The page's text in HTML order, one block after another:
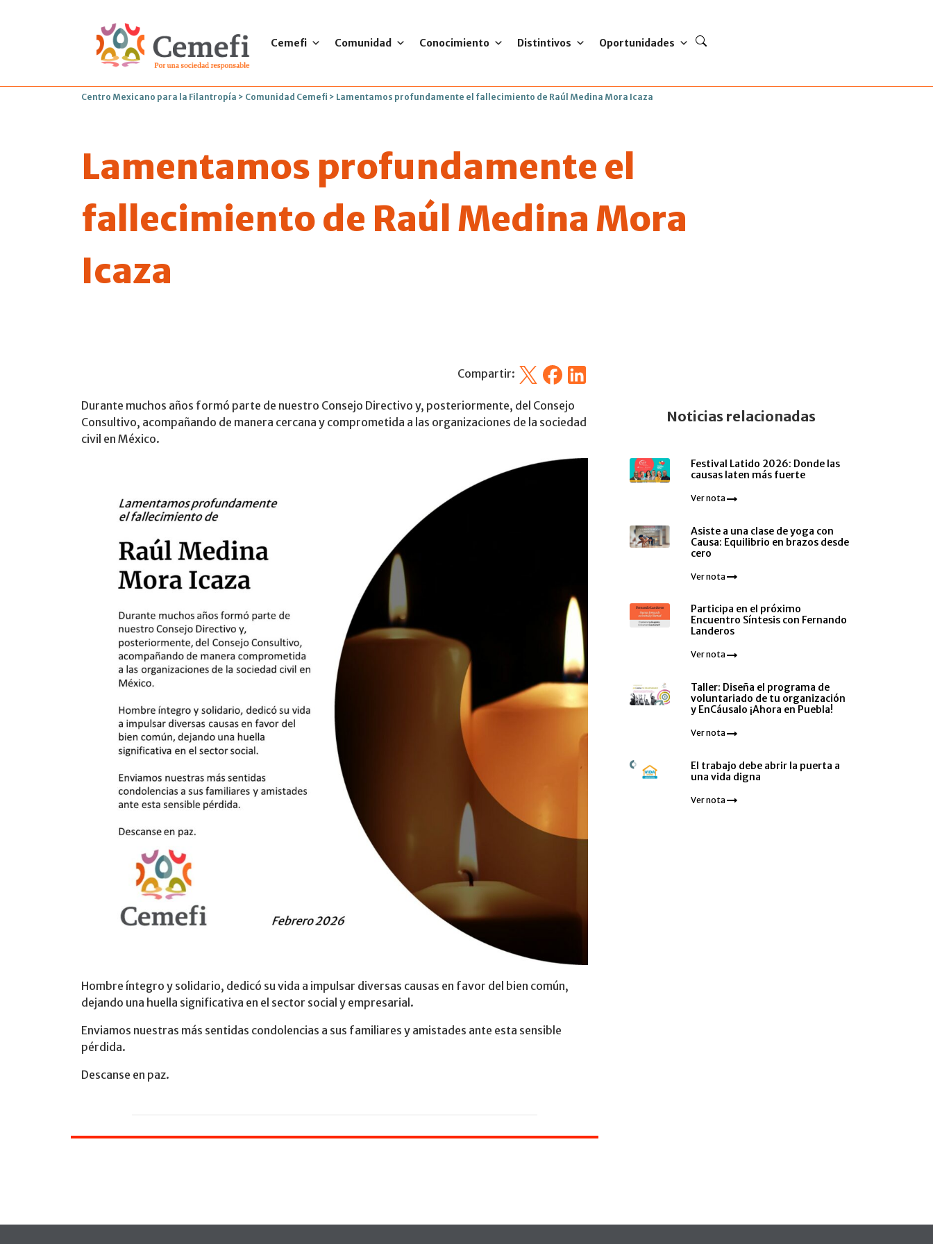
Cemefi Comunidad Conocimiento Distintivos Oportunidades
Centro Mexicano para la Filantropía > Comunidad Cemefi > Lamentamos profundamente el fallecimiento de Raúl Medina Mora Icaza
Lamentamos profundamente el
fallecimiento de Raúl Medina Mora
Icaza
Compartir: X FacebookLinkedin
Durante muchos años formó parte de nuestro Consejo Directivo y, posteriormente, del Consejo
Consultivo, acompañando de manera cercana y comprometida a las organizaciones de la sociedad
civil en México.
Hombre íntegro y solidario, dedicó su vida a impulsar diversas causas en favor del bien común,
dejando una huella significativa en el sector social y empresarial.
Enviamos nuestras más sentidas condolencias a sus familiares y amistades ante esta sensible
pérdida.
Descanse en paz.​
Noticias relacionadas
Festival Latido 2026: Donde las
causas laten más fuerte
Ver nota
Asiste a una clase de yoga con
Causa: Equilibrio en brazos desde
cero
Ver nota
Participa en el próximo
Encuentro Síntesis con Fernando
Landeros
Ver nota
Taller: Diseña el programa de
voluntariado de tu organización
y EnCáusalo ¡Ahora en Puebla!
Ver nota
El trabajo debe abrir la puerta a
una vida digna
Ver nota